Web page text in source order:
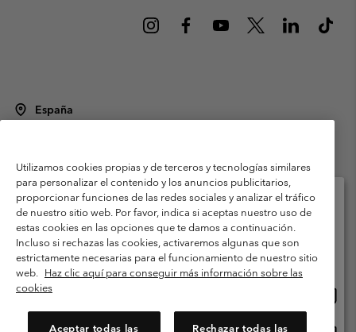
España
Condiciones de uso
Terminos de Venta
Garantía
Política de Privacidad
Términos y condiciones del programa de miembros
Términos De Uso Del Contenido Generado Por Los Usuarios
Impressum
Cookies Public CBCR
Utilizamos cookies propias y de terceros y tecnologías similares
para personalizar el contenido y los anuncios publicitarios,
proporcionar funciones de las redes sociales y analizar el tráfico
de nuestro sitio web. Por favor, indica si aceptas nuestro uso de
estas cookies en las opciones que te damos a continuación.
Incluso si rechazas las cookies, activaremos algunas que son
estrictamente necesarias para el funcionamiento de nuestro sitio
web. Haz clic aquí para conseguir más información sobre las
cookies
Aceptar todas las Rechazar todas las
Selecciona tu país e idioma envío
Compras en línea disponibles
línea